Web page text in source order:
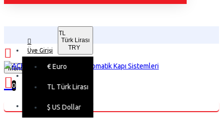
Üye Girişi
TL
Türk Lirası
TRY
€Euro
TL Türk Lirası
$ US Dollar
Menu
0
Alışveriş sepetiniz boş!